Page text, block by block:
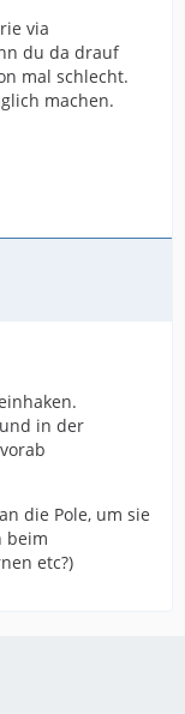
via
du da drauf
mal schlecht.
machen.
in der
die Pole, um sie
beim
etc?)